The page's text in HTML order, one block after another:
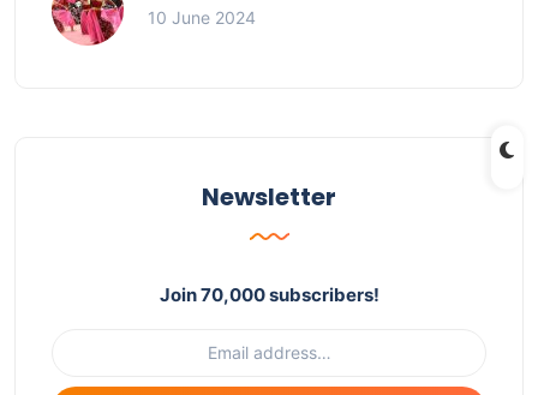
10 June 2024
Newsletter
Join 70,000 subscribers!